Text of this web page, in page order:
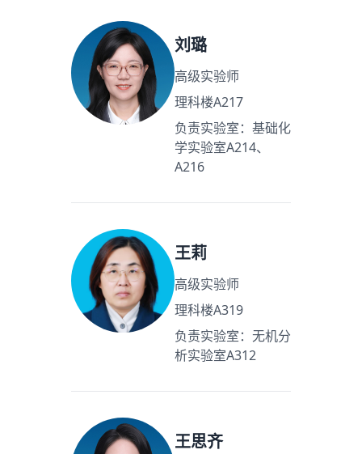
刘璐
高级实验师
理科楼A217
负责实验室：基础化
学实验室A214、
A216
王莉
高级实验师
理科楼A319
负责实验室：无机分
析实验室A312
王思齐